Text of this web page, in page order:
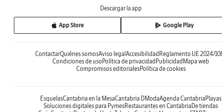
Descargar la app
App Store Google Play
ContactarQuiénes somosAviso legalAccesibilidadReglamento UE 2024/
Condiciones de usoPolítica de privacidadPublicidadMapa web
Compromisos editorialesPolítica de cookies
EsquelasCantabria en la MesaCantabria DModaAgenda CantabriaPlayas
Soluciones digitales para PymesRestaurantes en CantabriaDe tiendas